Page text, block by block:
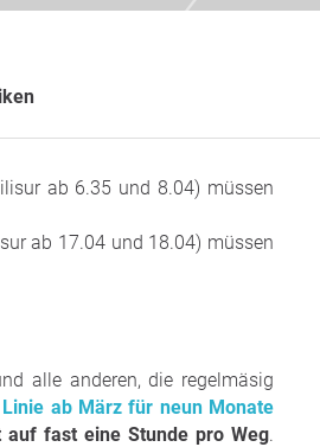
ab 6.35 und 8.04) müssen
ab 17.04 und 18.04) müssen
alle anderen, die regelmäsig
ab März für neun Monate
fast eine Stunde pro Weg.